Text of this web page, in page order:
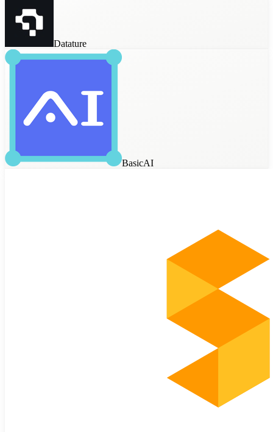
Datature
BasicAI